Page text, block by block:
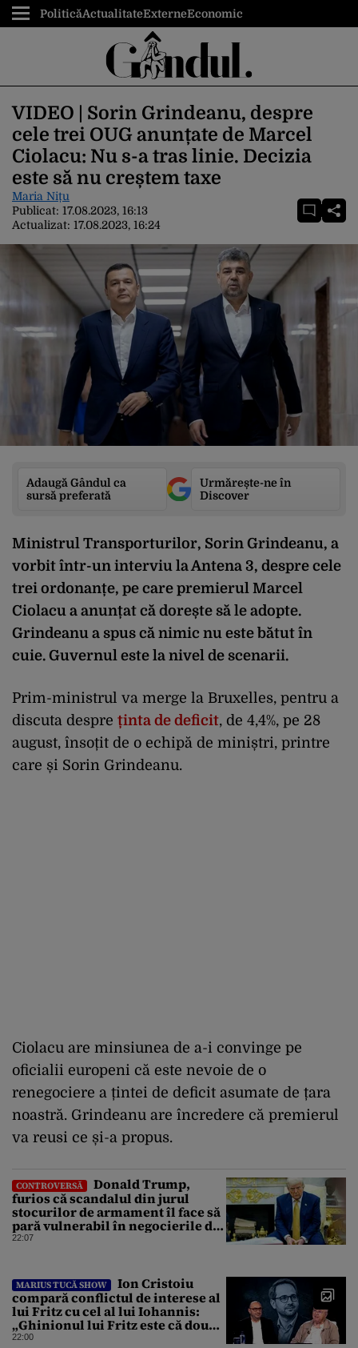
PoliticăActualitateExterneEconomic
VIDEO | Sorin Grindeanu, despre
cele trei OUG anunțate de Marcel
Ciolacu: Nu s-a tras linie. Decizia
este să nu creștem taxe
Maria Nițu
Publicat: 17.08.2023, 16:13
Actualizat: 17.08.2023, 16:24
Adaugă Gândul ca
sursă preferată
Urmărește-ne în
Discover
Ministrul Transporturilor, Sorin Grindeanu, a
vorbit într-un interviu la Antena 3, despre cele
trei ordonanțe, pe care premierul Marcel
Ciolacu a anunțat că dorește să le adopte.
Grindeanu a spus că nimic nu este bătut în
cuie. Guvernul este la nivel de scenarii.
Prim-ministrul va merge la Bruxelles, pentru a
discuta despre ținta de deficit, de 4,4%, pe 28
august, însoțit de o echipă de miniștri, printre
care și Sorin Grindeanu.
Ciolacu are minsiunea de a-i convinge pe
oficialii europeni că este nevoie de o
renegociere a țintei de deficit asumate de țara
noastră. Grindeanu are încredere că premierul
va reusi ce și-a propus.
CONTROVERSĂ
Donald Trump,
furios că scandalul din jurul
stocurilor de armament îl face să
pară vulnerabil în negocierile de
pace cu Iranul
22:07
MARIUS TUCĂ SHOW
Ion Cristoiu
compară conflictul de interese al
lui Fritz cu cel al lui Iohannis:
„Ghinionul lui Fritz este că două
instanțe l-au declarat
22:00